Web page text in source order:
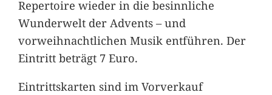
Repertoire wieder in die besinnliche
Wunderwelt der Advents – und
vorweihnachtlichen Musik entführen. Der
Eintritt beträgt 7 Euro.
Eintrittskarten sind im Vorverkauf